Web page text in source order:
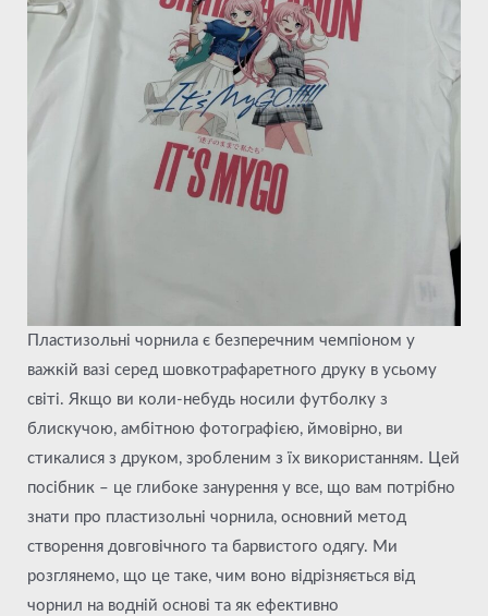
Пластизольні чорнила є безперечним чемпіоном у
важкій вазі серед шовкотрафаретного друку в усьому
світі. Якщо ви коли-небудь носили футболку з
блискучою, амбітною фотографією, ймовірно, ви
стикалися з друком, зробленим з їх використанням. Цей
посібник – це глибоке занурення у все, що вам потрібно
знати про пластизольні чорнила, основний метод
створення довговічного та барвистого одягу. Ми
розглянемо, що це таке, чим воно відрізняється від
чорнил на водній основі та як ефективно